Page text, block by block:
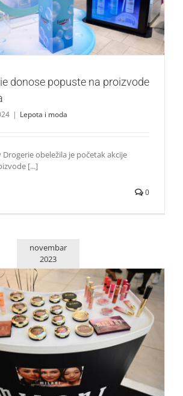
Lepota i moda
donose popuste na proizvode
| Lepota i moda
obeležila je početak akcije
[...]
0
novembar
2023
proizvodi od sada u Lilly drogerijama